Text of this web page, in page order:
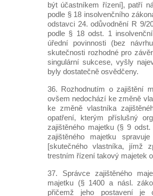
být účastníkem řízení], patří
podle § 18 insolvenčního
odstavci 24. odůvodnění R 9/
podle § 18 odst. 1
úřední povinnosti (bez
skutečnosti rozhodné pro
singulární sukcese, vyšly
byly dostatečně osvědčeny.
36. Rozhodnutím o zajištění
ovšem nedochází ke změně
ke změně vlastníka
opatření, kterým příslušný
zajištěného majetku (§ 9
zajištěného majetku
[skutečného vlastníka, jímž
trestním řízení takový majetek
37. Správce zajištěného
majetku (§ 1400 a násl.
přičemž jeho postavení je